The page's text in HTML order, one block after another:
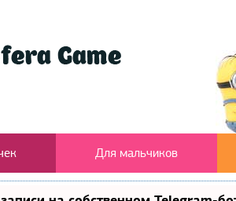
Для мальчиков